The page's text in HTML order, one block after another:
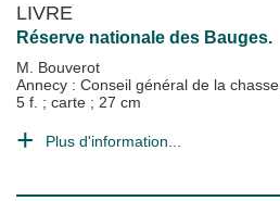
LIVRE
Réserve nationale des Bauges.
M. Bouverot
Annecy : Conseil général de la chasse
5 f. ; carte ; 27 cm
Plus d'information...